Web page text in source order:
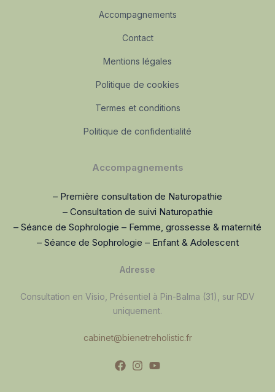
Accompagnements
Contact
Mentions légales
Politique de cookies
Termes et conditions
Politique de confidentialité
Accompagnements
– Première consultation de Naturopathie
– Consultation de suivi Naturopathie
– Séance de Sophrologie – Femme, grossesse & maternité
– Séance de Sophrologie – Enfant & Adolescent
Adresse
Consultation en Visio, Présentiel à Pin-Balma (31), sur RDV
uniquement.
cabinet@bienetreholistic.fr